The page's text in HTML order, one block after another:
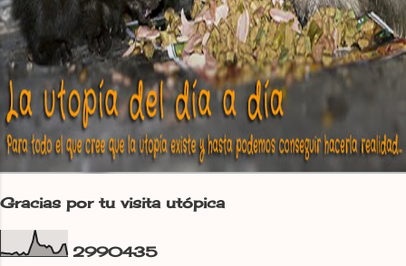
Gracias por tu visita utópica
2990435